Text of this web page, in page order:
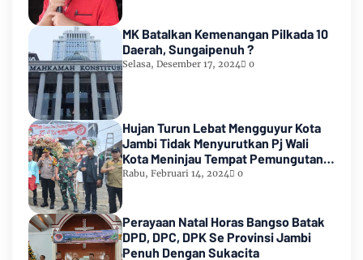
MK Batalkan Kemenangan Pilkada 10
Daerah, Sungaipenuh ?
Selasa, Desember 17, 2024 0
Hujan Turun Lebat Mengguyur Kota
Jambi Tidak Menyurutkan Pj Wali
Kota Meninjau Tempat Pemungutan
Suara Pemilu 2024
Rabu, Februari 14, 2024 0
Perayaan Natal Horas Bangso Batak
DPD, DPC, DPK Se Provinsi Jambi
Penuh Dengan Sukacita